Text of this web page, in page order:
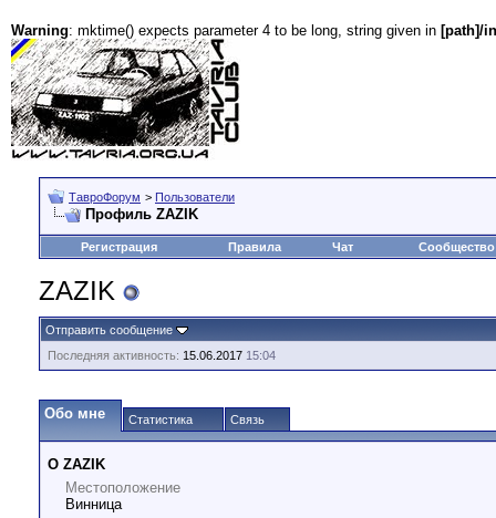
Warning: mktime() expects parameter 4 to be long, string given in [path]/
ТавроФорум > Пользователи
Профиль ZAZIK
Регистрация Правила Чат Сообщество
ZAZIK
Отправить сообщение
Последняя активность: 15.06.2017 15:04
Обо мне Статистика Связь
О ZAZIK
Местоположение
Винница